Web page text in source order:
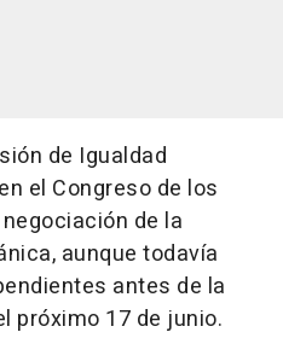
de Igualdad
el Congreso de los
de la
aunque todavía
antes de la
próximo 17 de junio.